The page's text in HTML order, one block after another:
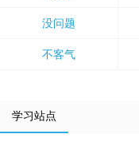
没问题
不客气
学习站点